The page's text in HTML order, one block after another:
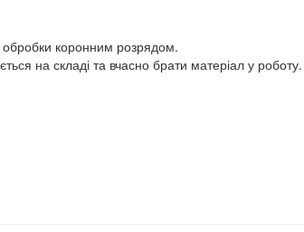
обробки коронним розрядом.
на складі та вчасно брати матеріал у роботу.